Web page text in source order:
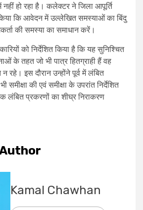
हो रहा है। कलेक्टर ने जिला आपूर्ति
किया कि आवेदन में उल्लेखित समस्याओं का बिंदु
की समस्या का समाधान करें।
को निर्देशित किया है कि यह सुनिश्चित
के तहत जो भी पात्र हितग्राही हैं वह
रहे। इस दौरान उन्होंने पूर्व में लंबित
की एवं समीक्षा के उपरांत निर्देशित
लंबित प्रकरणों का शीघ्र निराकरण
Kamal Chawhan